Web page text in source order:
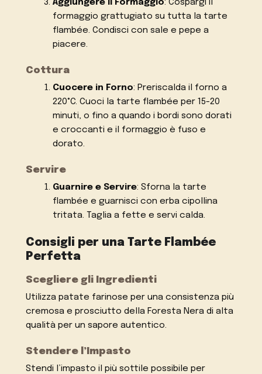
Aggiungere il Formaggio: Cospargi il
formaggio grattugiato su tutta la tarte
flambée. Condisci con sale e pepe a
piacere.
Cottura
Cuocere in Forno: Preriscalda il forno a
220°C. Cuoci la tarte flambée per 15-20
minuti, o fino a quando i bordi sono dorati
e croccanti e il formaggio è fuso e
dorato.
Servire
Guarnire e Servire: Sforna la tarte
flambée e guarnisci con erba cipollina
tritata. Taglia a fette e servi calda.
Consigli per una Tarte Flambée
Perfetta
Scegliere gli Ingredienti
Utilizza patate farinose per una consistenza più
cremosa e prosciutto della Foresta Nera di alta
qualità per un sapore autentico.
Stendere l’Impasto
Stendi l’impasto il più sottile possibile per